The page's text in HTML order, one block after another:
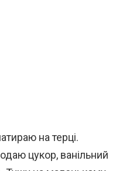
на терці.
цукор, ванільний